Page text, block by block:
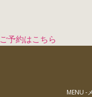
ご予約はこちら
MENU -